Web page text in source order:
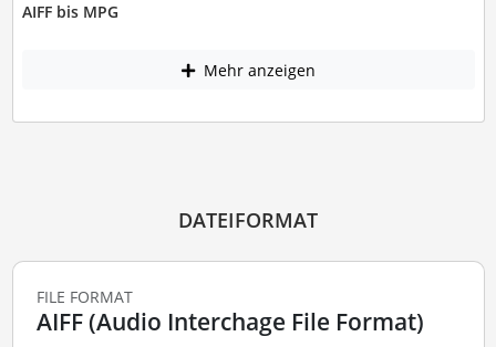
AIFF bis MPG
Mehr anzeigen
DATEIFORMAT
FILE FORMAT
AIFF (Audio Interchage File Format)